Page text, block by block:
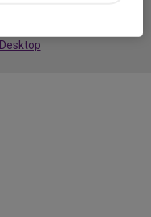
Desktop